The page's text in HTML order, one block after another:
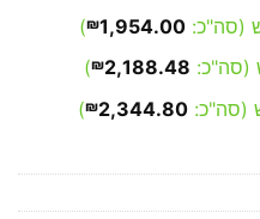
(סה"כ: ₪1,954.00
)
(סה"כ: ₪2,188.48
)
(סה"כ: ₪2,344.80
)